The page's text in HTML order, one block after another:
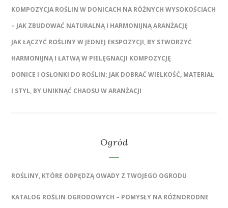
KOMPOZYCJA ROŚLIN W DONICACH NA RÓŻNYCH WYSOKOŚCIACH
– JAK ZBUDOWAĆ NATURALNĄ I HARMONIJNĄ ARANŻACJĘ
JAK ŁĄCZYĆ ROŚLINY W JEDNEJ EKSPOZYCJI, BY STWORZYĆ
HARMONIJNĄ I ŁATWĄ W PIELĘGNACJI KOMPOZYCJĘ
DONICE I OSŁONKI DO ROŚLIN: JAK DOBRAĆ WIELKOŚĆ, MATERIAŁ
I STYL, BY UNIKNĄĆ CHAOSU W ARANŻACJI
Ogród
ROŚLINY, KTÓRE ODPĘDZĄ OWADY Z TWOJEGO OGRODU
KATALOG ROŚLIN OGRODOWYCH – POMYSŁY NA RÓŻNORODNE